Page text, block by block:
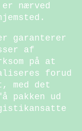
nærved
garanterer
af
på at
forud
med det
pakken ud